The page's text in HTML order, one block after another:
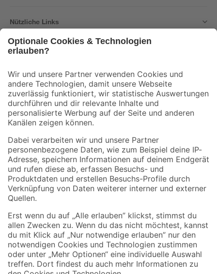
Nützliche Links
Der toom Newsletter: Keine Angebote und Aktionen mehr verpassen!
Zur Newsletter Anmeldung
Folge uns
Zahlungsarten Versandarten
Sicher einkaufen
Jetzt die toom-App herunterladen